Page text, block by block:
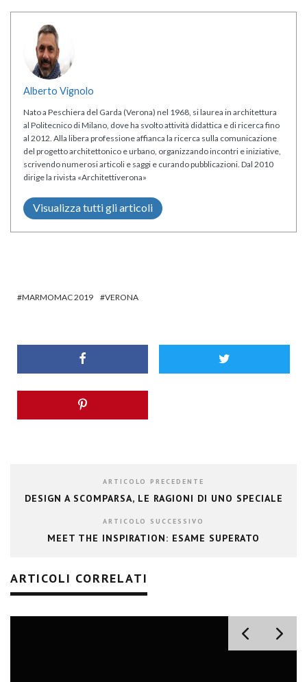
Alberto Vignolo
Nato a Peschiera del Garda (Verona) nel 1968, si laurea in architettura
al Politecnico di Milano, dove ha svolto attività didattica e di ricerca fino
al 2012. Alla libera professione affianca la ricerca sulla comunicazione
del progetto architettonico e urbano, organizzando incontri e iniziative,
scrivendo numerosi articoli e saggi e curando pubblicazioni. Dal 2010
dirige la rivista «Architettiverona»
Visualizza tutti gli articoli
MARMOMAC 2019 VERONA
ARTICOLO PRECEDENTE
DESIGN A SCOMPARSA, LE RAGIONI DI UNO SPECIALE
ARTICOLO SUCCESSIVO
MEET THE INSPIRATION: ESAME SUPERATO
ARTICOLI CORRELATI